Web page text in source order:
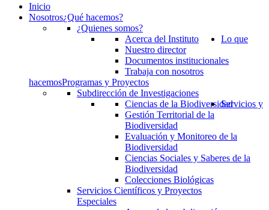
Inicio
Nosotros¿Qué hacemos?
¿Quienes somos?
Acerca del Instituto
Nuestro director
Documentos institucionales
Trabaja con nosotros
Lo que
hacemosProgramas y Proyectos
Subdirección de Investigaciones
Ciencias de la Biodiversidad
Gestión Territorial de la
Biodiversidad
Evaluación y Monitoreo de la
Biodiversidad
Ciencias Sociales y Saberes de la
Biodiversidad
Colecciones Biológicas
Servicios Científicos y Proyectos
Especiales
Servicios y